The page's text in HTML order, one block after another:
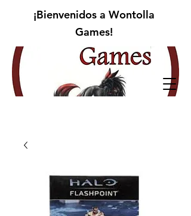
¡Bienvenidos a Wontolla
Games!